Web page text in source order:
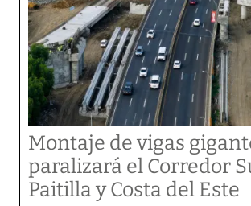
Montaje de vigas
paralizará el Corredor
Paitilla y Costa del Este